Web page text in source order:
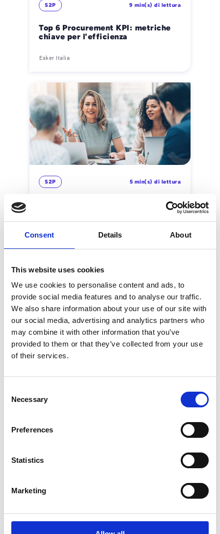
Consent Details About
This website uses cookies
We use cookies to personalise content and ads, to
provide social media features and to analyse our traffic.
We also share information about your use of our site with
our social media, advertising and analytics partners who
may combine it with other information that you’ve
provided to them or that they’ve collected from your use
of their services.
Selection
Necessary
Preferences
Statistics
Marketing
S2P
Top 6 Procurement KPI: metriche
chiave per l'efficienza
Esker Italia
9 min(s) di lettura
S2P
all’automazione
Esker Italia
5 min(s) di lettura
S2P